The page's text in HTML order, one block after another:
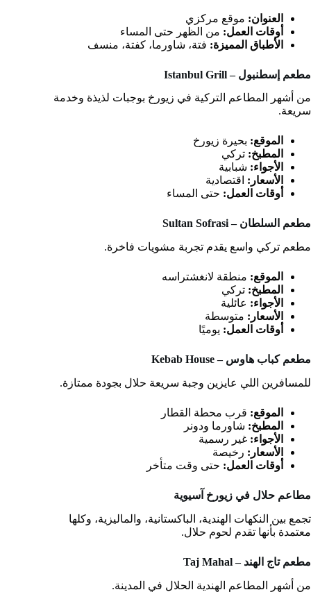
العنوان: موقع مركزي
أوقات العمل: من الظهر حتى المساء
الأطباق المميزة: فتة، شاورما، كفتة، منسف
مطعم إسطنبول – Istanbul Grill
من أشهر المطاعم التركية في زيورخ بوجبات لذيذة وخدمة
سريعة.
الموقع: بحيرة زيورخ
المطبخ: تركي
الأجواء: شبابية
الأسعار: اقتصادية
أوقات العمل: حتى المساء
مطعم السلطان – Sultan Sofrasi
مطعم تركي واسع يقدم تجربة مشويات فاخرة.
الموقع: منطقة لانغشتراسه
المطبخ: تركي
الأجواء: عائلية
الأسعار: متوسطة
أوقات العمل: يوميًا
مطعم كباب هاوس – Kebab House
للمسافرين اللي عايزين وجبة سريعة حلال بجودة ممتازة.
الموقع: قرب محطة القطار
المطبخ: شاورما ودونر
الأجواء: غير رسمية
الأسعار: رخيصة
أوقات العمل: حتى وقت متأخر
مطاعم حلال في زيورخ آسيوية
تجمع بين النكهات الهندية، الباكستانية، والماليزية، وكلها
معتمدة بأنها تقدم لحوم حلال.
مطعم تاج الهند – Taj Mahal
من أشهر المطاعم الهندية الحلال في المدينة.